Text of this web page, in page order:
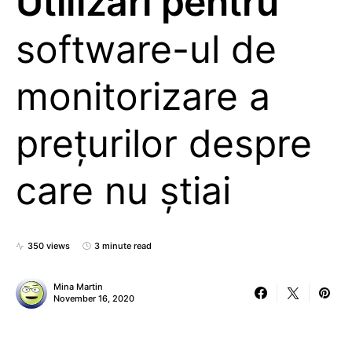
software-ul de
monitorizare a
prețurilor despre
care nu știai
350 views 3 minute read
Mina Martin
November 16, 2020